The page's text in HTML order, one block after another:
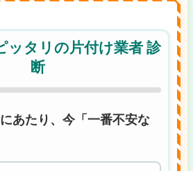
ッタリの片付け業者 診
断
あたり、今「一番不安な